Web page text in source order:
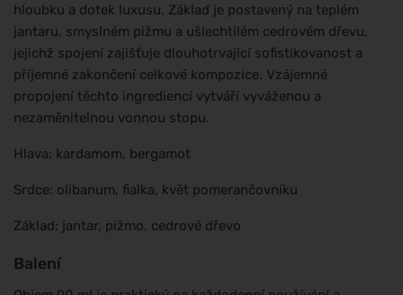
hloubku a dotek luxusu. Základ je postavený na teplém
jantaru, smyslném pižmu a ušlechtilém cedrovém dřevu,
jejichž spojení zajišťuje dlouhotrvající sofistikovanost a
příjemné zakončení celkové kompozice. Vzájemné
propojení těchto ingrediencí vytváří vyváženou a
nezaměnitelnou vonnou stopu.
Hlava: kardamom, bergamot
Srdce: olibanum, fialka, květ pomerančovníku
Základ: jantar, pižmo, cedrové dřevo
Balení